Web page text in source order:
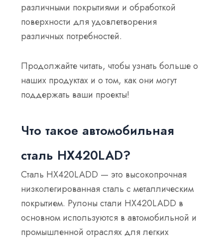
различными покрытиями и обработкой
поверхности для удовлетворения
различных потребностей.
Продолжайте читать, чтобы узнать больше о
наших продуктах и о том, как они могут
поддержать ваши проекты!
Что такое автомобильная
сталь HX420LAD?
Сталь HX420LADD — это высокопрочная
низколегированная сталь с металлическим
покрытием. Рулоны стали HX420LADD в
основном используются в автомобильной и
промышленной отраслях для легких